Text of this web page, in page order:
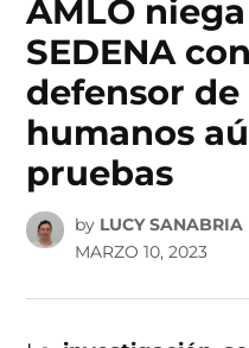
AMLO
SEDENA
defensor
humanos
pruebas
by LUCY SANABRIA
MARZO 10, 2023